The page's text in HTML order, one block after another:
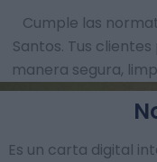
Cumple las
Santos. Tus
manera segura,
Es un carta digital